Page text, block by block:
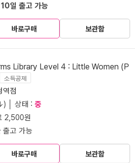
일 출고 가능
바로구매 보관함
Library Level 4 : Little Women (P
소득공제
역점
│ 상태 : 중
2,500원
출고 가능
바로구매 보관함